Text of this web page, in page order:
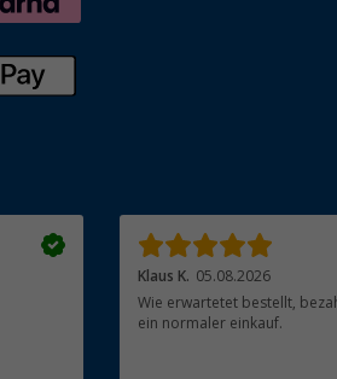
Klaus K. 05.08.2026
Wie erwartetet bestellt,
ein normaler einkauf.